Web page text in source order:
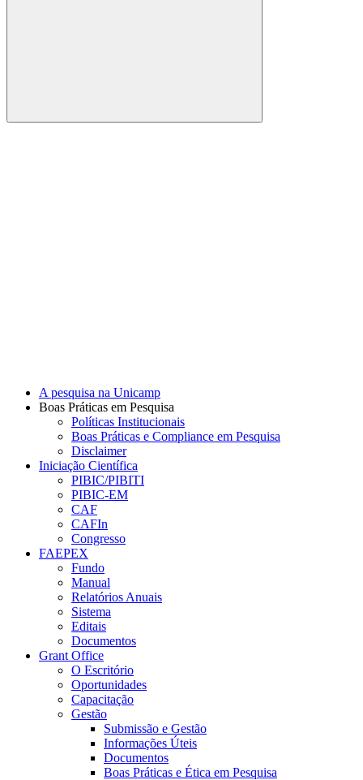
Buscar
A pesquisa na Unicamp
Boas Práticas em Pesquisa
Políticas Institucionais
Boas Práticas e Compliance em Pesquisa
Disclaimer
Iniciação Científica
PIBIC/PIBITI
PIBIC-EM
CAF
CAFIn
Congresso
FAEPEX
Fundo
Manual
Relatórios Anuais
Sistema
Editais
Documentos
Grant Office
O Escritório
Oportunidades
Capacitação
Gestão
Submissão e Gestão
Informações Úteis
Documentos
Boas Práticas e Ética em Pesquisa